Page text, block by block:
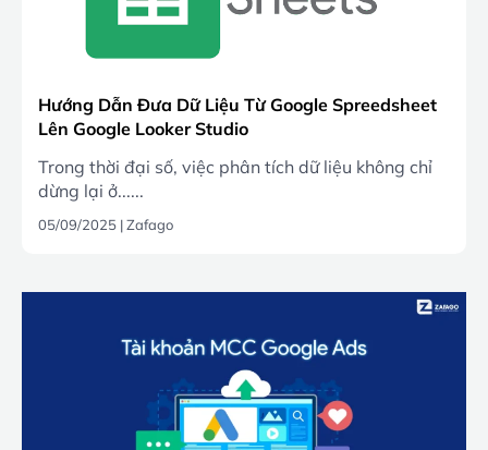
Hướng Dẫn Đưa Dữ Liệu Từ Google Spreedsheet
Lên Google Looker Studio
Trong thời đại số, việc phân tích dữ liệu không chỉ
dừng lại ở......
05/09/2025 |Zafago